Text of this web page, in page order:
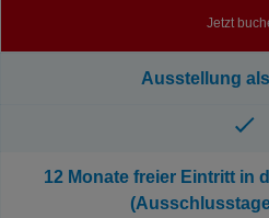
Jetzt
Ausstellung
12 Monate freier Eintritt in